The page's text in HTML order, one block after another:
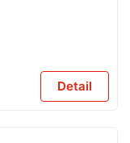
Detail